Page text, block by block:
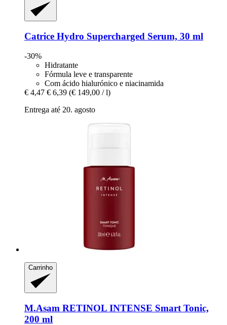
Catrice Hydro Supercharged Serum, 30 ml
-30%
Hidratante
Fórmula leve e transparente
Com ácido hialurónico e niacinamida
€ 4,47 € 6,39 (€ 149,00 / l)
Entrega até 20. agosto
Carrinho
M.Asam RETINOL INTENSE Smart Tonic,
200 ml